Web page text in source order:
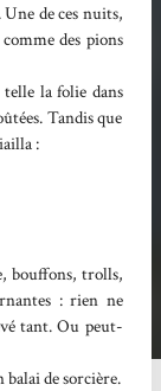
de ces nuits,
des pions
la folie dans
Tandis que
:
bouffons, trolls,
: rien ne
tant. Ou peut-
de sorcière.